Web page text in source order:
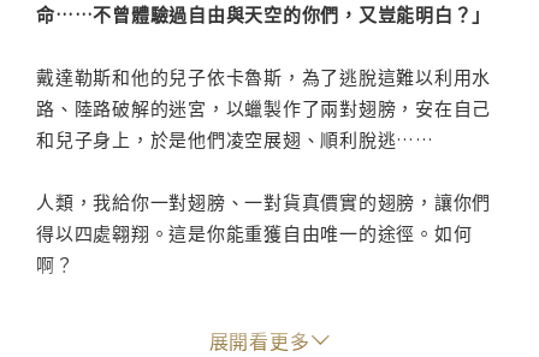
命……不曾體驗過自由與天空的你們，又豈能明白？」
戴達勒斯和他的兒子依卡魯斯，為了逃脫這難以利用水
路、陸路破解的迷宮，以蠟製作了兩對翅膀，安在自己
和兒子身上，於是他們凌空展翅、順利脫逃……
人類，我給你一對翅膀、一對貨真價實的翅膀，讓你們
得以四處翱翔。這是你能重獲自由唯一的途徑。如何
啊？
展開看更多